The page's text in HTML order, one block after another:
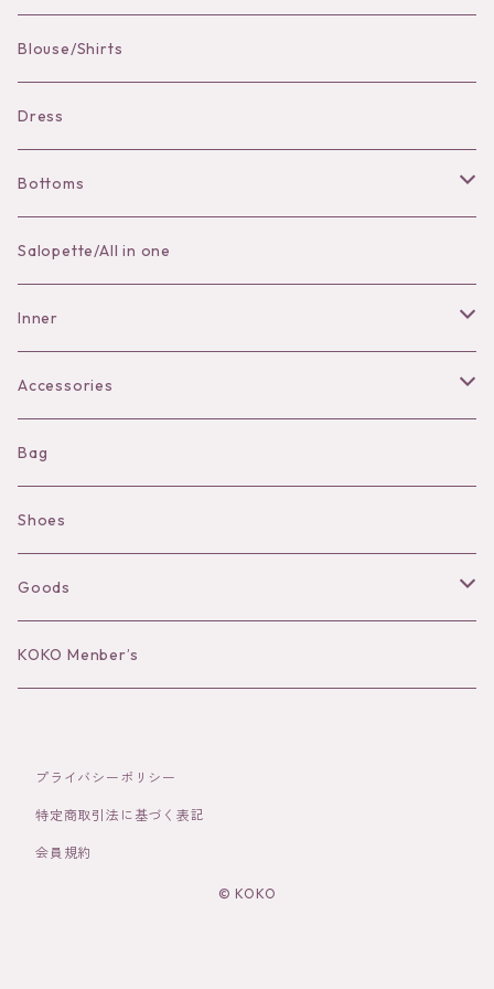
Blouse/Shirts
Dress
Bottoms
Skirt
Pants
Salopette/All in one
Inner
Bra
Shorts
Camisole
Long sleeve
Accessories
Necklace
Pierce/Earring
Ear Cuff
Bracelet／Bangle
Brooch
Hair Accessories
Bag
Shoes
Goods
Hat
Socks
KOKO Menber’s
プライバシーポリシー
特定商取引法に基づく表記
会員規約
© KOKO